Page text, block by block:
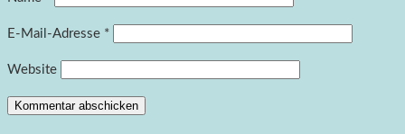
E-Mail-Adresse *
Website